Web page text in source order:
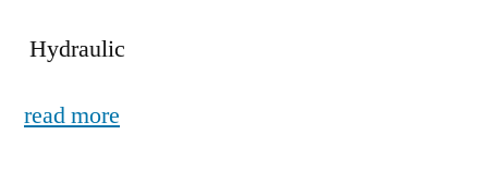
Hydraulic
read more